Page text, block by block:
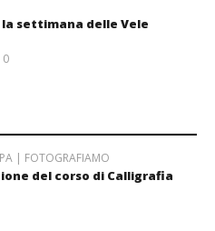
settimana delle Vele
0
| FOTOGRAFIAMO
del corso di Calligrafia